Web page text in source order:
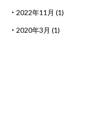
2022年11月 (1)
2020年3月 (1)